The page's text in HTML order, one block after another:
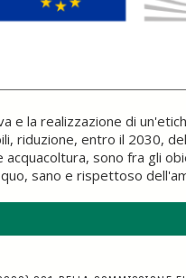
e la realizzazione di
riduzione, entro il 2030,
acquacoltura, sono fra gli
sano e rispettoso